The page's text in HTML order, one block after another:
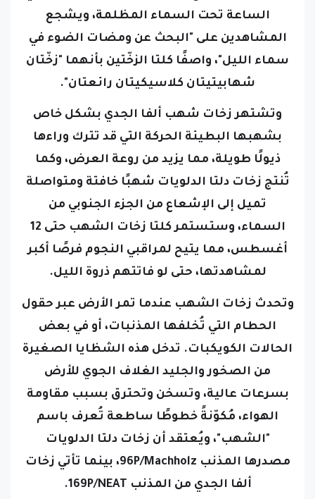
المشاهدين على "البحث عن ومضات الضوء في
سماء الليل"، واصفًا كلتا الزخّتين بأنهما "زخّتان
شهابيتيتان كلاسيكيتان رائعتان".
وتشتهر زخات شهب ألفا الجدي بشكل خاص
بشهبها البطيئة الحركة التي قد تترك وراءها
ذيولًا طويلة، مما يزيد من روعة العرض، وكما
تُنتج زخات دلتا الدلويات شهبًا خافتة ومتواصلة
تميل إلى الإشعاع من الجزء الجنوبي من
السماء،
أغسطس، مما يتيح لمراقبي النجوم فرصًا أكبر
لمشاهدتها، حتى لو فاتتهم ذروة الليل.
وتحدث زخات الشهب عندما تمر الأرض عبر حقول
الحطام التي تُخلفها المذنبات، أو في بعض
الحالات الكويكبات. تدخل هذه الشظايا الصغيرة
من الصخور والجليد الغلاف الجوي للأرض
بسرعات عالية، وتسخن وتحترق بسبب مقاومة
الهواء، مُكوّنةً خطوطًا ساطعة تُعرف باسم
"الشهب"،ويُعتقد أن زخات دلتا الدلويات
مصدرها المذنب 96P/Machholz، بينما تأتي زخات
ألفا الجدي من المذنب 169P/NEAT.
ولمشاهدة زخات الشهب ا